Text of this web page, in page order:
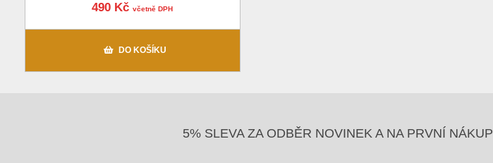
490 Kčvčetně DPH
DO KOŠÍKU
5% SLEVA ZA ODBĚR NOVINEK A NA PRVNÍ NÁKUP